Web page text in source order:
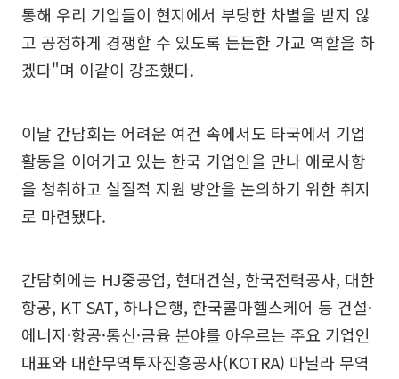
통해 우리 기업들이 현지에서 부당한 차별을 받지 않
고 공정하게 경쟁할 수 있도록 든든한 가교 역할을 하
겠다"며 이같이 강조했다.
이날 간담회는 어려운 여건 속에서도 타국에서 기업
활동을 이어가고 있는 한국 기업인을 만나 애로사항
을 청취하고 실질적 지원 방안을 논의하기 위한 취지
로 마련됐다.
간담회에는 HJ중공업, 현대건설, 한국전력공사, 대한
항공, KT SAT, 하나은행, 한국콜마헬스케어 등 건설·
에너지·항공·통신·금융 분야를 아우르는 주요 기업인
대표와 대한무역투자진흥공사(KOTRA) 마닐라 무역